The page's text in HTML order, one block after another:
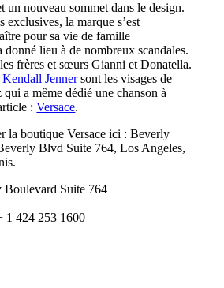
un nouveau sommet dans le design.
exclusives, la marque s’est
pour sa vie de famille
donné lieu à de nombreux scandales.
frères et sœurs Gianni et Donatella.
Kendall Jennersont les visages de
a même dédié une chanson à
:Versace.
la boutique Versace ici : Beverly
Blvd Suite 764, Los Angeles,
Boulevard Suite 764
1 424 253 1600